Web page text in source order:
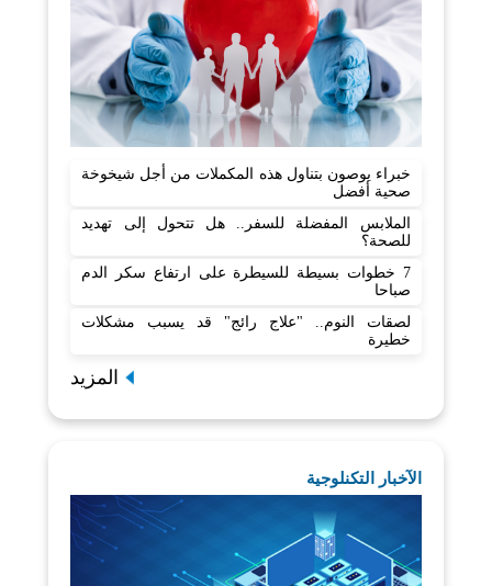
خبراء يوصون بتناول هذه المكملات من أجل شيخوخة
صحية أفضل
الملابس المفضلة للسفر.. هل تتحول إلى تهديد
للصحة؟
7 خطوات بسيطة للسيطرة على ارتفاع سكر الدم
صباحا
لصقات النوم.. "علاج رائج" قد يسبب مشكلات
خطيرة
المزيد
الآخبار التكنلوجية